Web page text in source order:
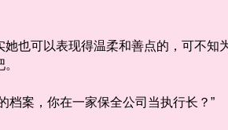
可以表现得温柔和善点的，可不知
案，你在一家保全公司当执行长？”